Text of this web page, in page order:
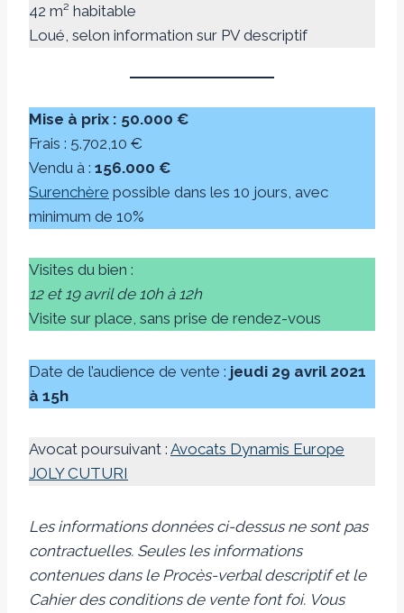
42 m² habitable
Loué, selon information sur PV descriptif
Mise à prix : 50.000 €
Frais : 5.702,10 €
Vendu à : 156.000 €
Surenchère possible dans les 10 jours, avec
minimum de 10%
Visites du bien :
12 et 19 avril de 10h à 12h
Visite sur place, sans prise de rendez-vous
Date de l’audience de vente : jeudi 29 avril 2021
à 15h
Avocat poursuivant : Avocats Dynamis Europe
JOLY CUTURI
Les informations données ci-dessus ne sont pas
contractuelles. Seules les informations
contenues dans le Procès-verbal descriptif et le
Cahier des conditions de vente font foi. Vous